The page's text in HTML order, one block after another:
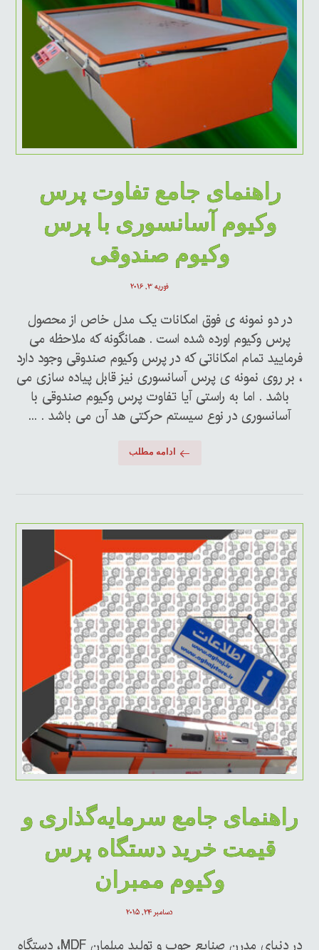
راهنمای جامع تفاوت پرس
وکیوم آسانسوری با پرس
وکیوم صندوقی
فوریه ۳, ۲۰۱۶
در دو نمونه ی فوق امکانات یک مدل خاص از محصول
پرس وکیوم اورده شده است . همانگونه که ملاحظه می
فرمایید تمام امکاناتی که در پرس وکیوم صندوقی وجود دارد
، بر روی نمونه ی پرس آسانسوری نیز قابل پیاده سازی می
باشد . اما به راستی آیا تفاوت پرس وکیوم صندوقی با
آسانسوری در نوع سیستم حرکتی هد آن می باشد . ...
ادامه مطلب
راهنمای جامع سرمایه‌گذاری و
قیمت خرید دستگاه پرس
وکیوم ممبران
دسامبر ۲۴, ۲۰۱۵
در دنیای مدرن صنایع چوب و تولید مبلمان MDF، دستگاه